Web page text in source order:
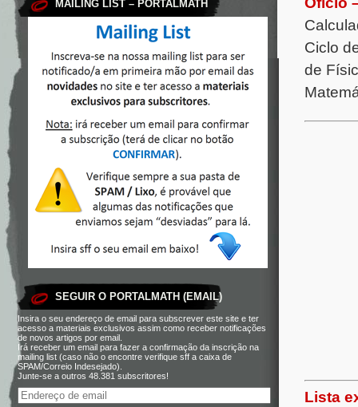
MAILING LIST – PORTALMATH
SEGUIR O PORTALMATH (EMAIL)
Insira o seu endereço de email para subscrever este site e ter
acesso a materiais exclusivos assim como receber notificações
de novos artigos por email.
Irá receber um email para fazer a confirmação da inscrição na
mailing list (caso não o encontre verifique sff a caixa de
SPAM/Correio Indesejado).
Junte-se a outros 48.381 subscritores!
Ciclo
de
Lista